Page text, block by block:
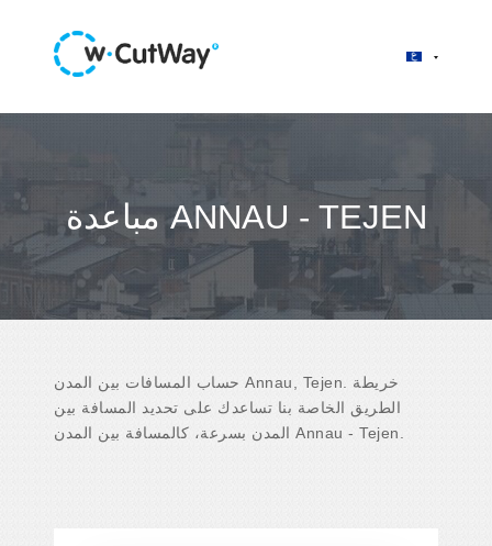
مباعدة ANNAU - TEJEN
حساب المسافات بين المدن Annau, Tejen. خريطة
الطريق الخاصة بنا تساعدك على تحديد المسافة بين
المدن بسرعة، كالمسافة بين المدن Annau - Tejen.